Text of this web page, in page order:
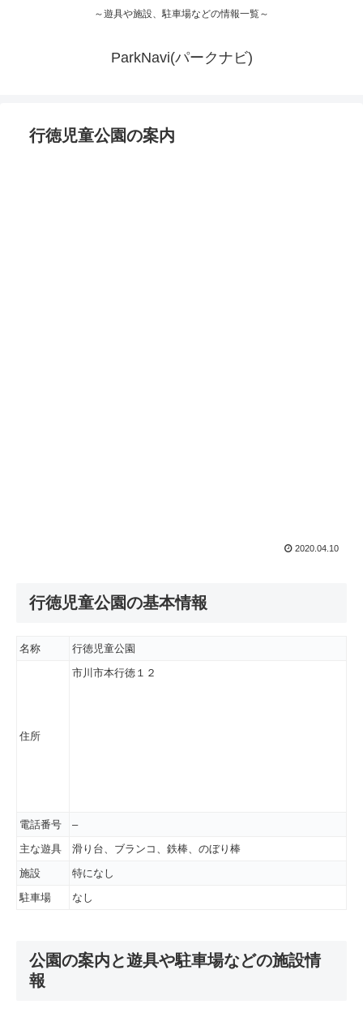
～遊具や施設、駐車場などの情報一覧～
ParkNavi(パークナビ)
行徳児童公園の案内
2020.04.10
行徳児童公園の基本情報
名称 行徳児童公園
住所
市川市本行徳１２
電話番号
–
主な遊具
滑り台、ブランコ、鉄棒、のぼり棒
施設
特になし
駐車場
なし
公園の案内と遊具や駐車場などの施設情
報